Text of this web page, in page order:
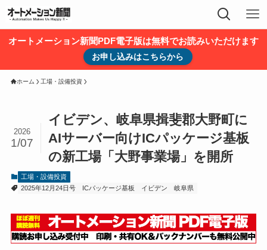
オートメーション新聞PDF電子版は無料でお読みいただけます
お申し込みはこちらから
ホーム 工場・設備投資
イビデン、岐阜県揖斐郡大野町に
AIサーバー向けICパッケージ基板
の新工場「大野事業場」を開所
2026
1/07
工場・設備投資
2025年12月24日号
ICパッケージ基板 イビデン 岐阜県